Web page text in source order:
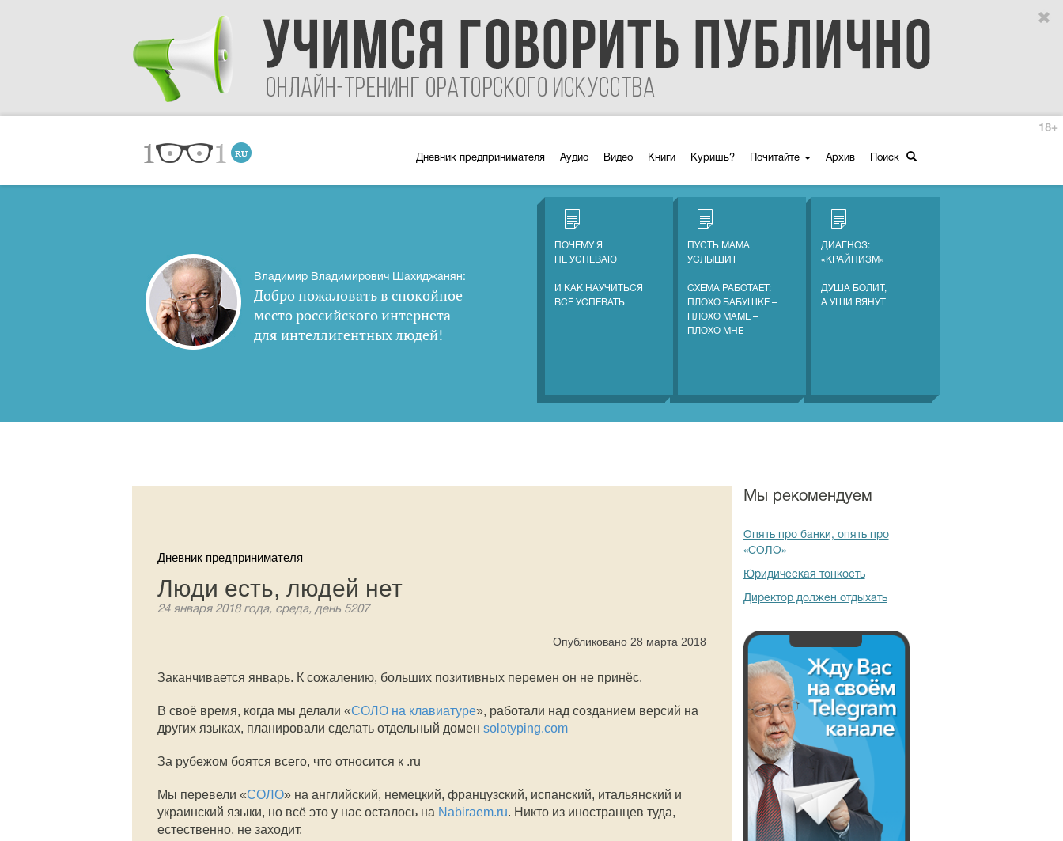
Дневник предпринимателя Аудио Видео Книги Куришь? Почитайте Архив Поиск
18+
Владимир Владимирович Шахиджанян:
Добро пожаловать в спокойное
место российского интернета
для интеллигентных людей!
ПОЧЕМУ Я
НЕ УСПЕВАЮ
И КАК НАУЧИТЬСЯ
ВСЁ УСПЕВАТЬ
ПУСТЬ МАМА
УСЛЫШИТ
СХЕМА РАБОТАЕТ:
ПЛОХО БАБУШКЕ –
ПЛОХО МАМЕ –
ПЛОХО МНЕ
ДИАГНОЗ:
«КРАЙНИЗМ»
ДУША БОЛИТ,
А УШИ ВЯНУТ
Дневник предпринимателя
Люди есть, людей нет
24 января 2018 года, среда, день 5207
Опубликовано 28 марта 2018
Заканчивается январь. К сожалению, больших позитивных перемен он не принёс.
В своё время, когда мы делали «СОЛО на клавиатуре», работали над созданием версий на
других языках, планировали сделать отдельный домен solotyping.com
За рубежом боятся всего, что относится к .ru
Мы перевели «СОЛО» на английский, немецкий, французский, испанский, итальянский и
украинский языки, но всё это у нас осталось на Nabiraem.ru. Никто из иностранцев туда,
естественно, не заходит.
Мы рекомендуем
Опять про банки, опять про
«СОЛО»
Юридическая тонкость
Директор должен отдыхать